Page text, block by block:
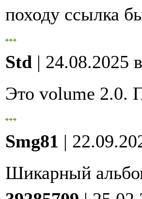
походу ссылка
Std | 24.08.2025
Это volume 2.0.
Smg81 |
Шикарный